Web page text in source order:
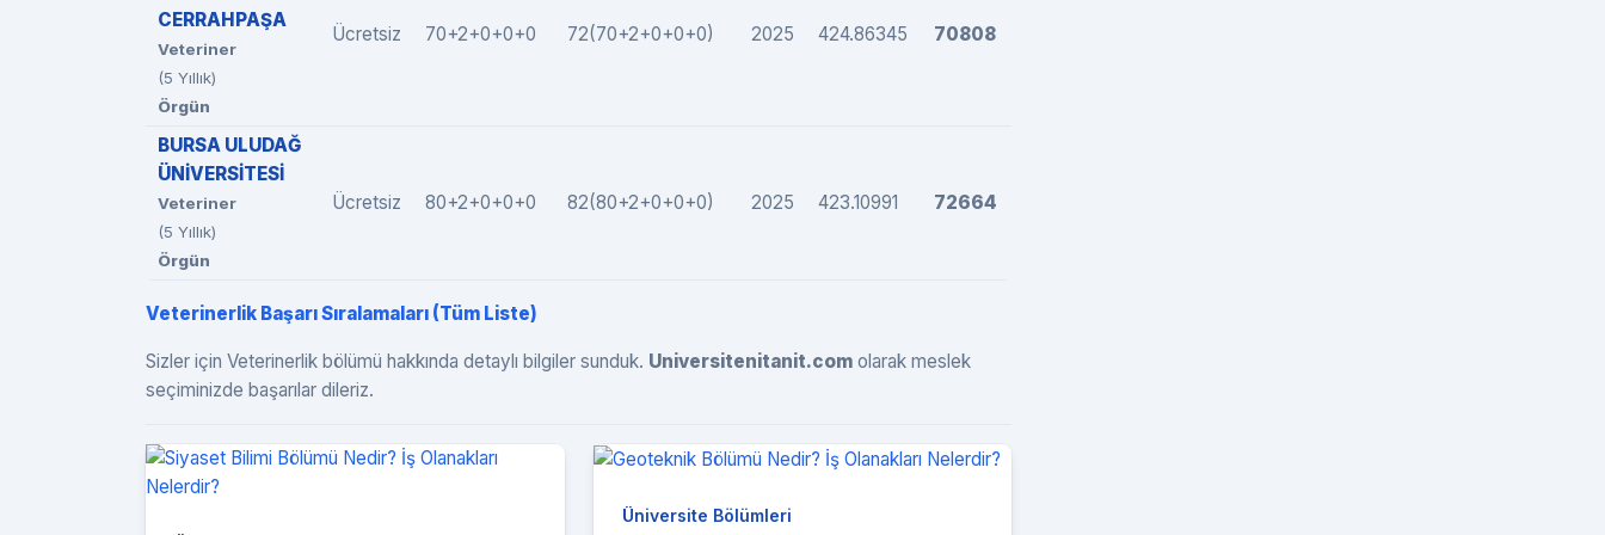
CERRAHPAŞA
Veteriner
(5 Yıllık)
Örgün
Ücretsiz 70+2+0+0+0 72(70+2+0+0+0) 2025 424.86345 70808
BURSA ULUDAĞ
ÜNİVERSİTESİ
Veteriner
(5 Yıllık)
Örgün
Ücretsiz 80+2+0+0+0 82(80+2+0+0+0) 2025 423.10991 72664
Veterinerlik Başarı Sıralamaları (Tüm Liste)
Sizler için Veterinerlik bölümü hakkında detaylı bilgiler sunduk. Universitenitanit.com olarak meslek
seçiminizde başarılar dileriz.
Üniversite Bölümleri